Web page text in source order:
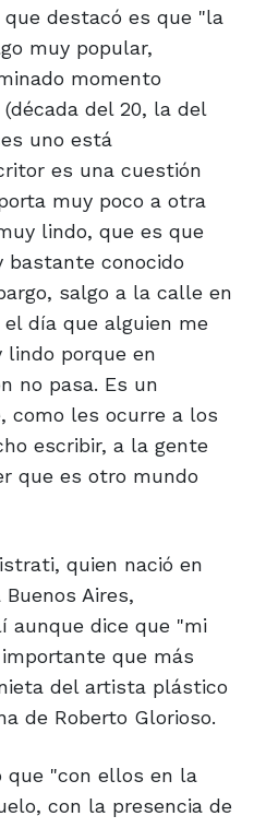
destacó es que "la
muy popular,
momento
del 20, la del
uno está
es una cuestión
muy poco a otra
lindo, que es que
bastante conocido
salgo a la calle en
día que alguien me
lindo porque en
no pasa. Es un
como les ocurre a los
escribir, a la gente
que es otro mundo
quien nació en
Aires,
aunque dice que "mi
que más
del artista plástico
de Roberto Glorioso.
que "con ellos en la
con la presencia de